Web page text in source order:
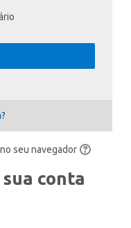
seu navegador
conta